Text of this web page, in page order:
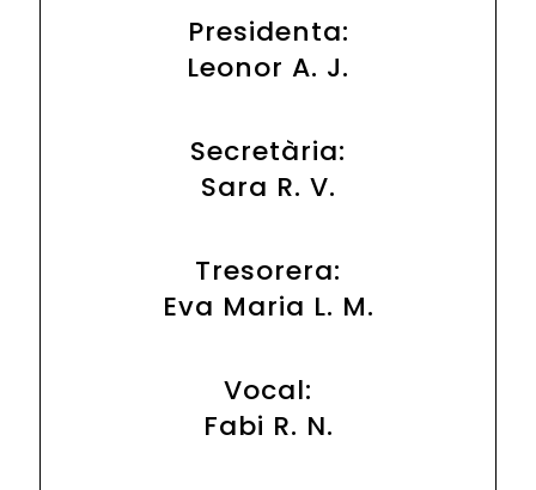
Presidenta:
Leonor A. J.
Secretària:
Sara R. V.
Tresorera:
Eva Maria L. M.
Vocal:
Fabi R. N.